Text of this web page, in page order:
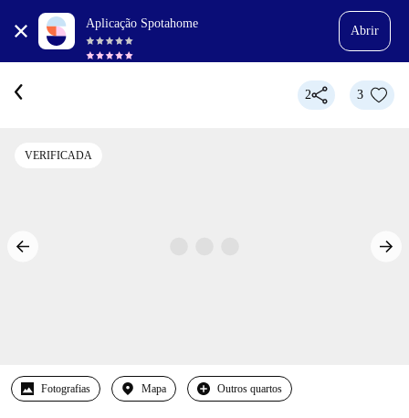
Aplicação Spotahome
Abrir
2 3
VERIFICADA
Fotografias Mapa Outros quartos